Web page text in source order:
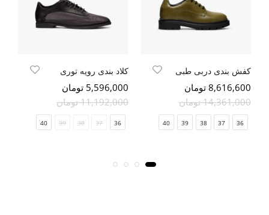
کفش بندی دربی طبی
8,616,600 تومان
14,361,000 تومان
36
37
38
39
40
کلاد بندی رویه توری
5,596,000 تومان
11,192,000 تومان
36
37
38
39
40